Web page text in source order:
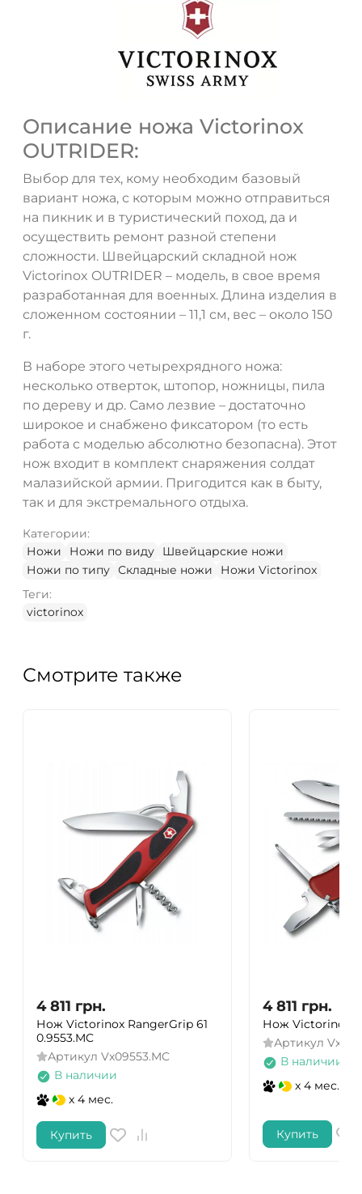
Описание ножа Victorinox
OUTRIDER:
Выбор для тех, кому необходим базовый
вариант ножа, с которым можно отправиться
на пикник и в туристический поход, да и
осуществить ремонт разной степени
сложности. Швейцарский складной нож
Victorinox OUTRIDER – модель, в свое время
разработанная для военных. Длина изделия в
сложенном состоянии – 11,1 см, вес – около 150
г.
В наборе этого четырехрядного ножа:
несколько отверток, штопор, ножницы, пила
по дереву и др. Само лезвие – достаточно
широкое и снабжено фиксатором (то есть
работа с моделью абсолютно безопасна). Этот
нож входит в комплект снаряжения солдат
малазийской армии. Пригодится как в быту,
так и для экстремального отдыха.
Категории:
Ножи
Ножи по виду
Швейцарские ножи
Ножи по типу Складные ножи
Ножи Victorinox
Теги:
victorinox
Смотрите также
4 811 грн.
Нож Victorinox RangerGrip 61
0.9553.MC
Артикул Vx09553.MC
В наличии
x 4 мес.
Купить
4 811 грн.
Нож Victorinox
Артикул
В наличии
x 4 мес.
Купить
ДА НЕТ